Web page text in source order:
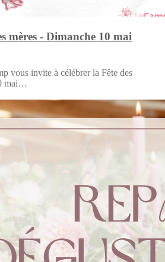
mères - Dimanche 10 mai
vous invite à célébrer la Fête des
mai…